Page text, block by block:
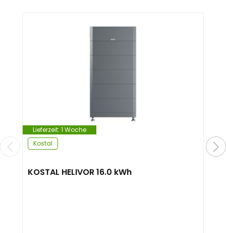
Lieferzeit: 1 Woche
Kostal
KOSTAL HELIVOR 16.0 kWh